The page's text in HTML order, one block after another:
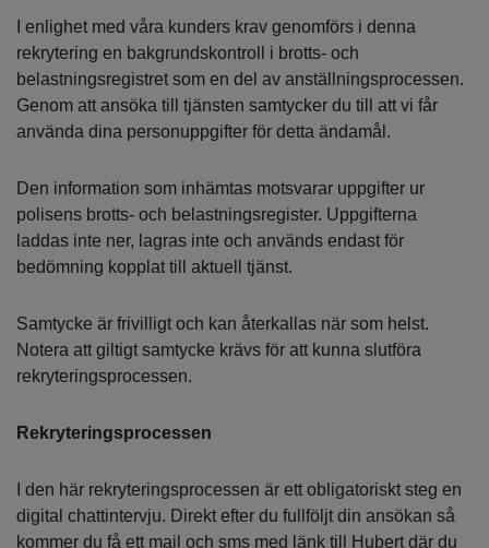
I enlighet med våra kunders krav genomförs i denna
rekrytering en bakgrundskontroll i brotts- och
belastningsregistret som en del av anställningsprocessen.
Genom att ansöka till tjänsten samtycker du till att vi får
använda dina personuppgifter för detta ändamål.
Den information som inhämtas motsvarar uppgifter ur
polisens brotts- och belastningsregister. Uppgifterna
laddas inte ner, lagras inte och används endast för
bedömning kopplat till aktuell tjänst.
Samtycke är frivilligt och kan återkallas när som helst.
Notera att giltigt samtycke krävs för att kunna slutföra
rekryteringsprocessen.
Rekryteringsprocessen
I den här rekryteringsprocessen är ett obligatoriskt steg en
digital chattintervju. Direkt efter du fullföljt din ansökan så
kommer du få ett mail och sms med länk till Hubert där du